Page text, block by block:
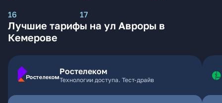
16
17
Лучшие тарифы на ул Авроры в
Кемерове
Ростелеком
Технологии доступа. Тест-драйв